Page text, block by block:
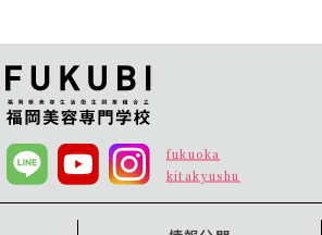
fukuoka
kitakyushu